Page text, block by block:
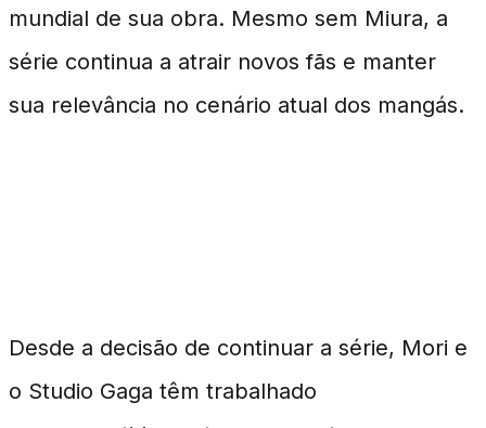
mundial de sua obra. Mesmo sem Miura, a
série continua a atrair novos fãs e manter
sua relevância no cenário atual dos mangás.
Desde a decisão de continuar a série, Mori e
o Studio Gaga têm trabalhado